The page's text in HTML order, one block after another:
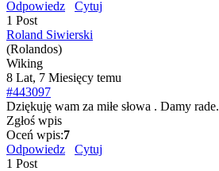
Odpowiedz
Cytuj
1 Post
Roland Siwierski
(Rolandos)
Wiking
8 Lat, 7 Miesięcy temu
#443097
Dziękuję wam za miłe słowa . Damy rade.
Zgłoś wpis
Oceń wpis:7
Odpowiedz
Cytuj
1 Post